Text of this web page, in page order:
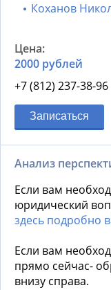
Коханов
2000 рублей
+7 (812) 237-38-96
Записаться
Анализ
Если вам
юридический
здесь подробно
Если вам
прямо сейчас-
внизу справа.